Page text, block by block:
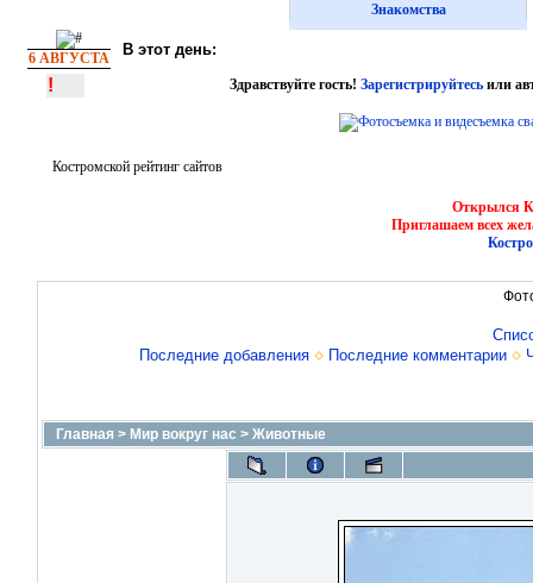
Знакомства
6 АВГУСТА В этот день:
! Здравствуйте гость! Зарегистрируйтесьили
Костромской рейтинг сайтов
Открылся
Приглашаем всех
Последние добавления
Последние комментарии
Главная > Мир вокруг нас > Животные